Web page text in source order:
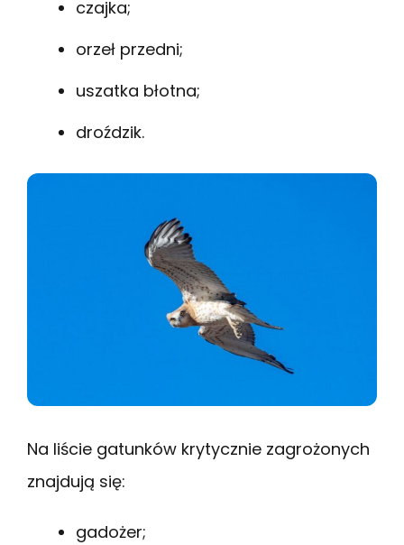
czajka;
orzeł przedni;
uszatka błotna;
droździk.
Na liście gatunków krytycznie zagrożonych
znajdują się:
gadożer;